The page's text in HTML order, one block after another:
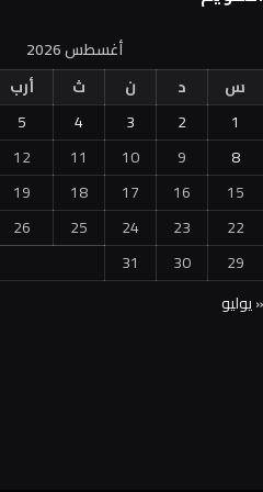
أغسطس 2026
س
د ن ث أرب
1
2
3
4
5
8
9
10
11
12
15
16
17
18
19
22
23
24
25
26
29
30
31
« يوليو